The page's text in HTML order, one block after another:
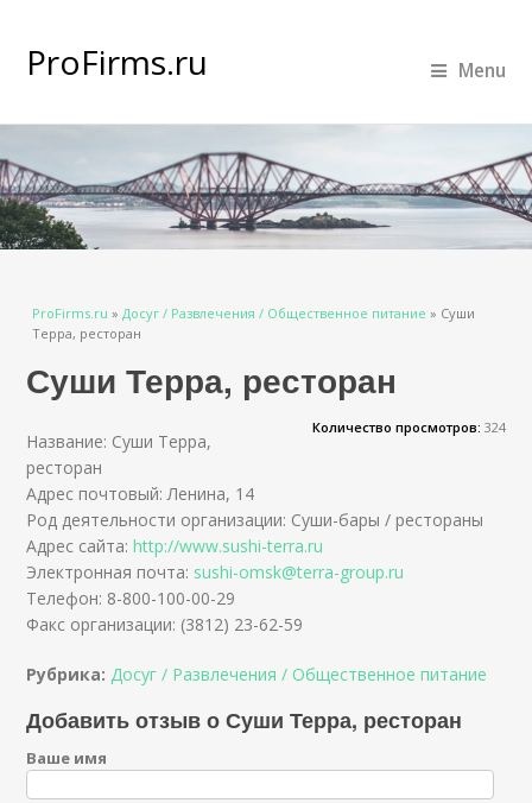
ProFirms.ru Menu
Вы здесь
ProFirms.ru » Досуг / Развлечения / Общественное питание » Суши
Терра, ресторан
Суши Терра, ресторан
Количество просмотров: 324
Название: Суши Терра,
ресторан
Адрес почтовый: Ленина, 14
Род деятельности организации: Суши-бары / рестораны
Адрес сайта:http://www.sushi-terra.ru
Электронная почта: sushi-omsk@terra-group.ru
Телефон: 8-800-100-00-29
Факс организации: (3812) 23-62-59
Рубрика: Досуг / Развлечения / Общественное питание
Добавить отзыв о Суши Терра, ресторан
Ваше имя